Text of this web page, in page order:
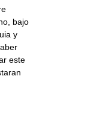
bajo
y
este